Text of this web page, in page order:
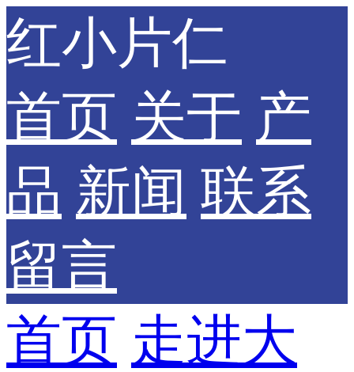
红小片仁
首页 关于 产
品 新闻 联系
留言
首页 走进大